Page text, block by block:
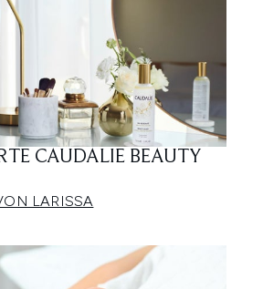
CAUDALIE BEAUTY
LARISSA